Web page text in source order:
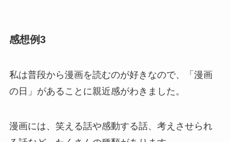
感想例3
私は普段から漫画を読むのが好きなので、「漫画
の日」があることに親近感がわきました。
漫画には、笑える話や感動する話、考えさせられ